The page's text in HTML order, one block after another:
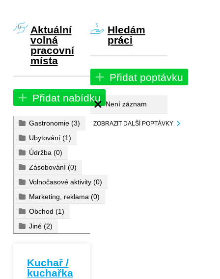
Aktuální
volná
pracovní
místa
Přidat nabídku
Gastronomie(3)
Ubytování(1)
Údržba(0)
Zásobování(0)
Volnočasové aktivity(0)
Marketing, reklama(0)
Obchod(1)
Jiné(2)
Kuchař /
kuchařka
Hledám
práci
Přidat poptávku
Není záznam
ZOBRAZIT DALŠÍ POPTÁVKY